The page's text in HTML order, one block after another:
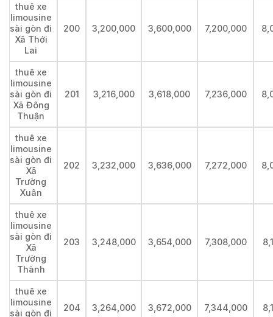
thuê xe
limousine
sài gòn đi
Xã Thới
Lai
200 3,200,000 3,600,000 7,200,000
thuê xe
limousine
sài gòn đi
Xã Đông
Thuận
201 3,216,000 3,618,000 7,236,000
thuê xe
limousine
sài gòn đi
Xã
Trường
Xuân
202 3,232,000 3,636,000 7,272,000
thuê xe
limousine
sài gòn đi
Xã
Trường
Thành
203 3,248,000 3,654,000 7,308,000
thuê xe
limousine
sài gòn đi
204 3,264,000 3,672,000 7,344,000